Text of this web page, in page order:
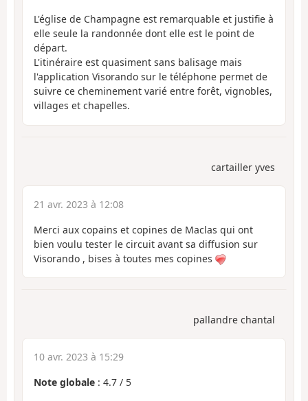
L'église de Champagne est remarquable et justifie à
elle seule la randonnée dont elle est le point de
départ.
L'itinéraire est quasiment sans balisage mais
l'application Visorando sur le téléphone permet de
suivre ce cheminement varié entre forêt, vignobles,
villages et chapelles.
cartailler yves
21 avr. 2023 à 12:08
Merci aux copains et copines de Maclas qui ont
bien voulu tester le circuit avant sa diffusion sur
Visorando , bises à toutes mes copines
pallandre chantal
10 avr. 2023 à 15:29
Note globale : 4.7 / 5